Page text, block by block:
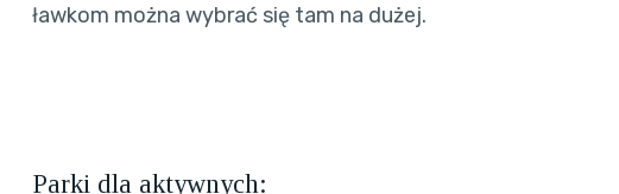
ławkom można wybrać się tam na dużej.
Parki dla aktywnych: